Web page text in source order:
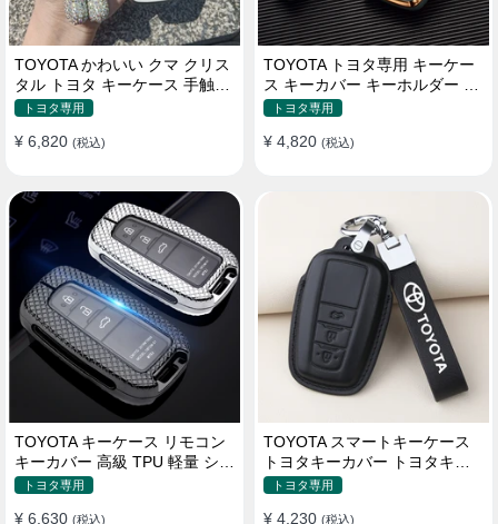
TOYOTA かわいい クマ クリス
タル トヨタ キーケース 手触り
いい 高級 傷防止
トヨタ専用
¥ 6,820 (税込)
TOYOTA トヨタ専用 キーケー
ス キーカバー キーホルダー ス
タイリッシュ オシャレ 汚れ防
トヨタ専用
¥ 4,820 (税込)
TOYOTA キーケース リモコン
キーカバー 高級 TPU 軽量 シリ
コン トヨタ キーホルダー
トヨタ専用
¥ 6,630 (税込)
TOYOTA スマートキーケース
トヨタキーカバー トヨタキー
ケース 本革レザー
トヨタ専用
¥ 4,230 (税込)